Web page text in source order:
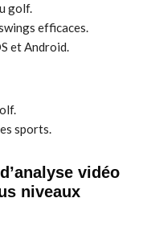
golf.
efficaces.
et Android.
sports.
vidéo
niveaux